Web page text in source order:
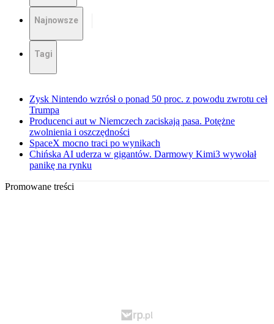
Najnowsze
Tagi
Zysk Nintendo wzrósł o ponad 50 proc. z powodu zwrotu ceł
Trumpa
Producenci aut w Niemczech zaciskają pasa. Potężne
zwolnienia i oszczędności
SpaceX mocno traci po wynikach
Chińska AI uderza w gigantów. Darmowy Kimi3 wywołał
panikę na rynku
Promowane treści